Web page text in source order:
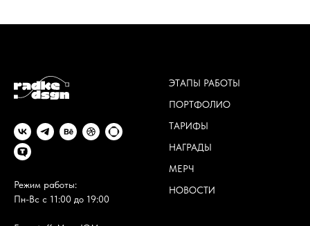
Режим работы:
Пн-Вс с 11:00 до 19:00
ЭТАПЫ РАБОТЫ
ПОРТФОЛИО
ТАРИФЫ
НАГРАДЫ
МЕРЧ
НОВОСТИ